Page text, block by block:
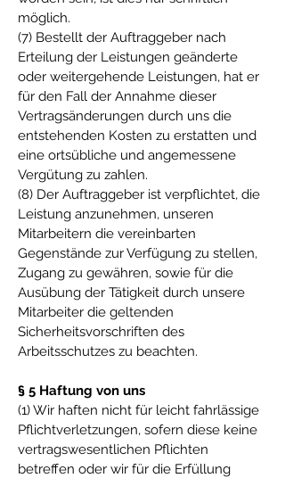
möglich.
(7) Bestellt der Auftraggeber nach
Erteilung der Leistungen geänderte
oder weitergehende Leistungen, hat er
für den Fall der Annahme dieser
Vertragsänderungen durch uns die
entstehenden Kosten zu erstatten und
eine ortsübliche und angemessene
Vergütung zu zahlen.
(8) Der Auftraggeber ist verpflichtet, die
Leistung anzunehmen, unseren
Mitarbeitern die vereinbarten
Gegenstände zur Verfügung zu stellen,
Zugang zu gewähren, sowie für die
Ausübung der Tätigkeit durch unsere
Mitarbeiter die geltenden
Sicherheitsvorschriften des
Arbeitsschutzes zu beachten.
§ 5 Haftung von uns
(1) Wir haften nicht für leicht fahrlässige
Pflichtverletzungen, sofern diese keine
vertragswesentlichen Pflichten
betreffen oder wir für die Erfüllung